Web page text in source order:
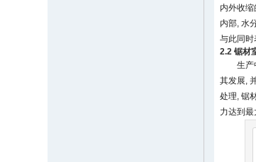
内外收
内部, 水
与此同时
2.2 锯材
生产
其发展,
处理, 锯
力达到最